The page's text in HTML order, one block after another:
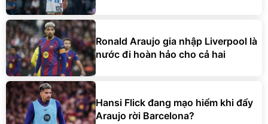
Ronald Araujo gia nhập Liverpool là
nước đi hoàn hảo cho cả hai
Hansi Flick đang mạo hiểm khi đẩy
Araujo rời Barcelona?